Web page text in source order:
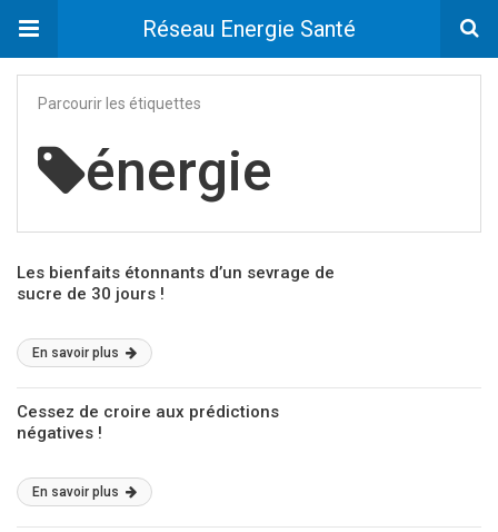
Réseau Energie Santé
Parcourir les étiquettes
énergie
Les bienfaits étonnants d’un sevrage de
sucre de 30 jours !
En savoir plus
Cessez de croire aux prédictions
négatives !
En savoir plus